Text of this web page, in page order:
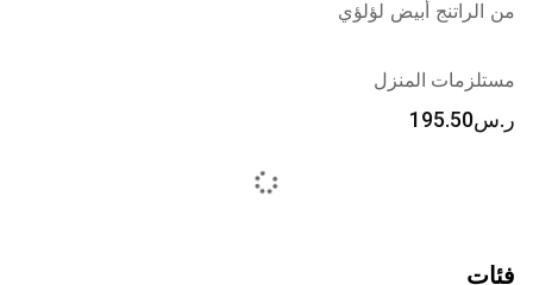
من الراتنج أبيض لؤلؤي
مستلزمات المنزل
ر.س195.50
فئات